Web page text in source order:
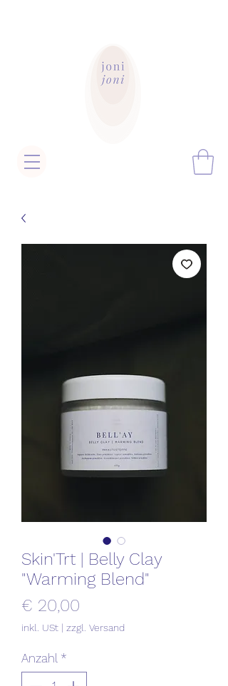
Skin'Trt | Belly Clay
"Warming Blend"
€ 20,00
inkl. USt | zzgl. Versand
Anzahl *